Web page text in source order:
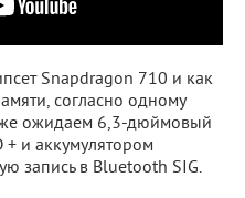
Snapdragon 710 и как
согласно одному
ожидаем 6,3-дюймовый
и аккумулятором
запись в Bluetooth SIG.